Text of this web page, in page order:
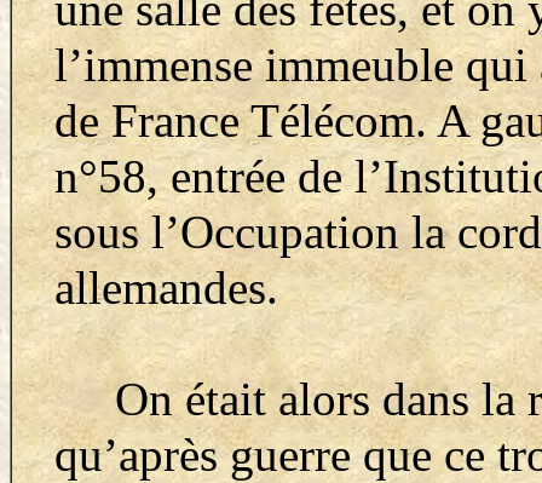
l’immense immeuble
de France Télécom. A
n°58, entrée de
sous l’Occupation la
allemandes.
On était alors dans la
qu’après guerre que ce